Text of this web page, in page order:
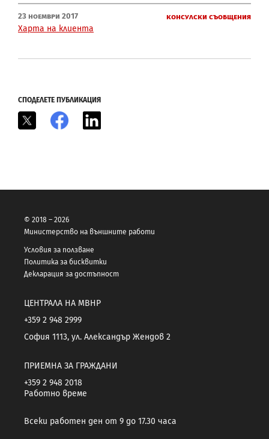
23 Ноември 2017 Консулски съобщения
Харта на клиента
СПОДЕЛЕТЕ ПУБЛИКАЦИЯ
Facebook
© 2018 – 2026
Министерство на външните работи
Условия за ползване
Политика за бисквитки
Декларация за достъпност
ЦЕНТРАЛА НА МВНР
+359 2 948 2999
София 1113, ул. Александър Жендов 2
ПРИЕМНА ЗА ГРАЖДАНИ
+359 2 948 2018
Работно време
Всеки работен ден от 9 до 17.30 часа